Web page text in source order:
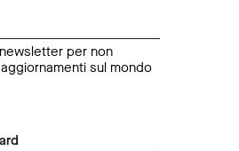
per non
sul mondo